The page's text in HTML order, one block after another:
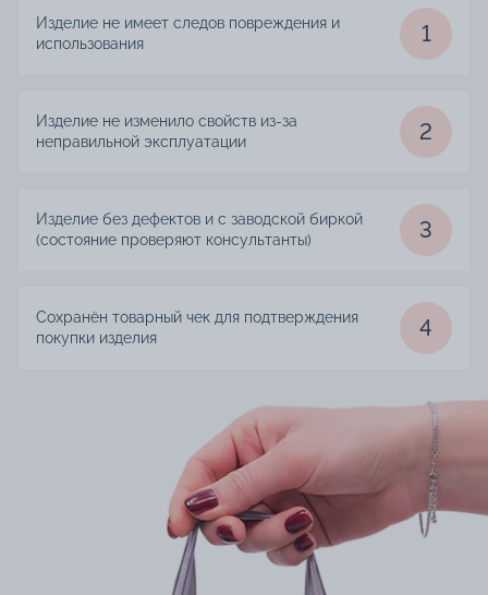
Изделие не имеет следов повреждения и
использования
1
Изделие не изменило свойств из-за
неправильной эксплуатации
2
Изделие без дефектов и с заводской биркой
(состояние проверяют консультанты)
3
Сохранён товарный чек для подтверждения
покупки изделия
4